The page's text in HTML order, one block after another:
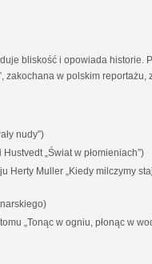
bliskość i opowiada historie.
zakochana w polskim
nudy”)
„Świat w płomieniach”)
Herty Muller „Kiedy milczymy
„Tonąc w ogniu, płonąc w